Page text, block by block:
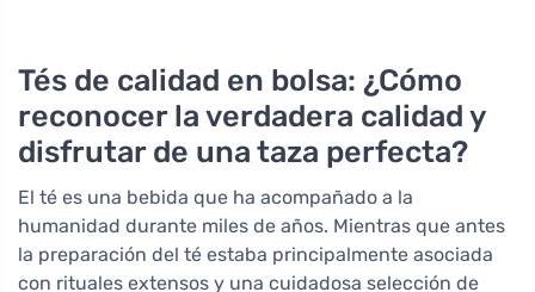
Tés de calidad en bolsa: ¿Cómo
reconocer la verdadera calidad y
disfrutar de una taza perfecta?
El té es una bebida que ha acompañado a la
humanidad durante miles de años. Mientras que antes
la preparación del té estaba principalmente asociada
con rituales extensos y una cuidadosa selección de